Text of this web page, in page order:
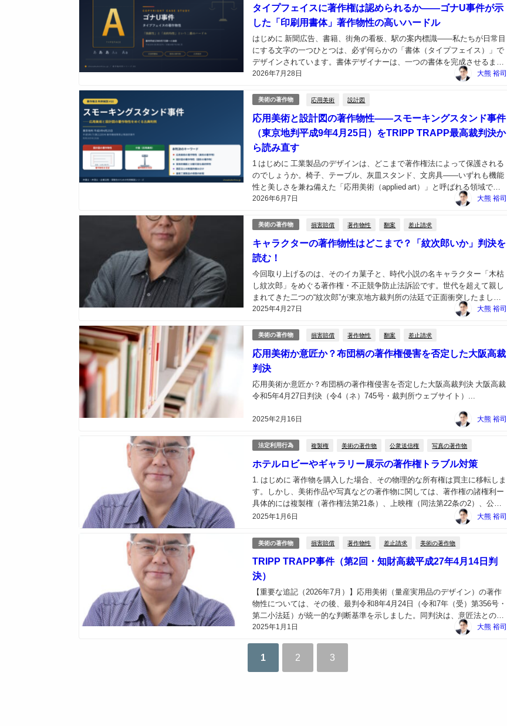
タイプフェイスに著作権は認められるか――ゴナU事件が示
した「印刷用書体」著作物性の高いハードル
2026年7月28日
はじめに 新聞広告、書籍、街角の看板、駅の案内標識――私たちが日常目
にする文字の一つひとつは、必ず何らかの「書体（タイプフェイス）」で
デザインされています。書体デザイナーは、一つの書体を完成させるまで
に数年がかりの労力をかけることもあり、創作物としての色彩は決して薄
大熊 裕司
美術の著作物 応用美術 設計図
応用美術と設計図の著作物性――スモーキングスタンド事件
（東京地判平成9年4月25日）をTRIPP TRAPP最高裁判決か
ら読み直す
2026年6月7日
1 はじめに 工業製品のデザインは、どこまで著作権法によって保護される
のでしょうか。椅子、テーブル、灰皿スタンド、文房具――いずれも機能
性と美しさを兼ね備えた「応用美術（applied art）」と呼ばれる領域です
が、わが国の著作権法はこの領域について明文の規定を置いていません。
大熊 裕司
美術の著作物 損害賠償 著作物性 翻案 差止請求
キャラクターの著作物性はどこまで？「紋次郎いか」判決を
読む！
2025年4月27日
今回取り上げるのは、そのイカ菓子と、時代小説の名キャラクター「木枯
し紋次郎」をめぐる著作権・不正競争防止法訴訟です。世代を超えて親し
まれてきた二つの“紋次郎”が東京地方裁判所の法廷で正面衝突したました
（東京地裁令和５年１２月７日判決・裁判所ウエブサイト）。...
大熊 裕司
美術の著作物 損害賠償 著作物性 翻案 差止請求
応用美術か意匠か？布団柄の著作権侵害を否定した大阪高裁
判決
2025年2月16日
応用美術か意匠か？布団柄の著作権侵害を否定した大阪高裁判決 大阪高裁
令和5年4月27日判決（令4（ネ）745号・裁判所ウェブサイト）...
大熊 裕司
法定利用行為 複製権 美術の著作物 公衆送信権 写真の著作物
ホテルロビーやギャラリー展示の著作権トラブル対策
2025年1月6日
1. はじめに 著作物を購入した場合、その物理的な所有権は買主に移転しま
す。しかし、美術作品や写真などの著作物に関しては、著作権の諸権利ー
具体的には複製権（著作権法第21条）、上映権（同法第22条の2）、公衆
送信権（同法第23条）、展示権（同法第25条）などーは必ずしも当然に買
大熊 裕司
美術の著作物 損害賠償 著作物性 差止請求 美術の著作物
TRIPP TRAPP事件（第2回・知財高裁平成27年4月14日判
決）
2025年1月1日
【重要な追記（2026年7月）】応用美術（量産実用品のデザイン）の著作
物性については、その後、最判令和8年4月24日（令和7年（受）第356号・
第二小法廷）が統一的な判断基準を示しました。同判決は、意匠法との役
割分担を理由に量産実用品へ広く著作権法の保護を及ぼすことを否定した
大熊 裕司
1 2 3